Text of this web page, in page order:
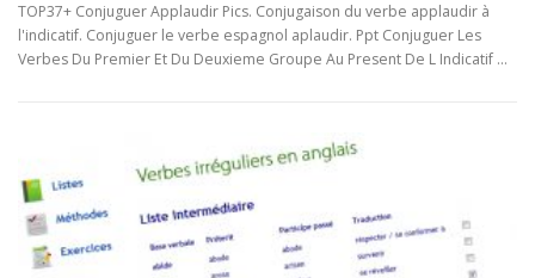
TOP37+ Conjuguer Applaudir Pics. Conjugaison du verbe applaudir à
l'indicatif. Conjuguer le verbe espagnol aplaudir. Ppt Conjuguer Les
Verbes Du Premier Et Du Deuxieme Groupe Au Present De L Indicatif …